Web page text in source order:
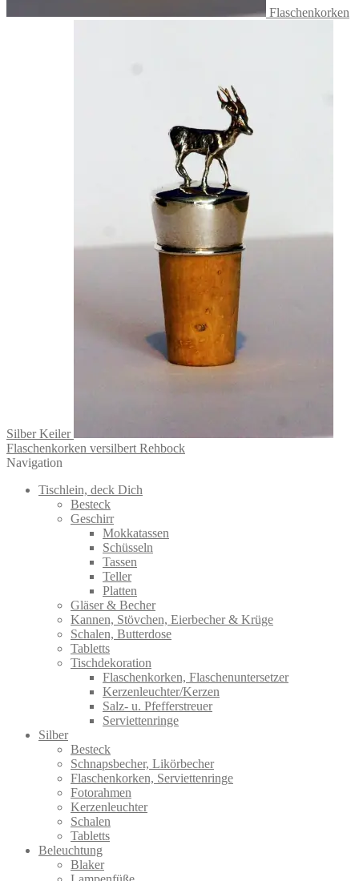
Flaschenkorken
Silber Keiler
Flaschenkorken versilbert Rehbock
Navigation
Tischlein, deck Dich
Besteck
Geschirr
Mokkatassen
Schüsseln
Tassen
Teller
Platten
Gläser & Becher
Kannen, Stövchen, Eierbecher & Krüge
Schalen, Butterdose
Tabletts
Tischdekoration
Flaschenkorken, Flaschenuntersetzer
Kerzenleuchter/Kerzen
Salz- u. Pfefferstreuer
Serviettenringe
Silber
Besteck
Schnapsbecher, Likörbecher
Flaschenkorken, Serviettenringe
Fotorahmen
Kerzenleuchter
Schalen
Tabletts
Beleuchtung
Blaker